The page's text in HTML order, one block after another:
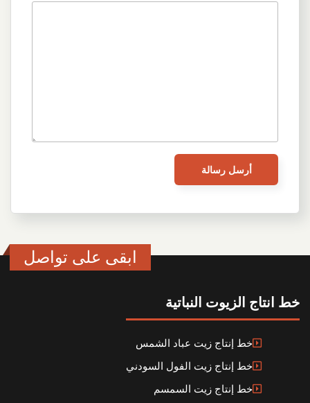
ابقى على تواصل
خط انتاج الزيوت النباتية
خط إنتاج زيت عباد الشمس
خط إنتاج زيت الفول السودني
خط إنتاج زيت السمسم